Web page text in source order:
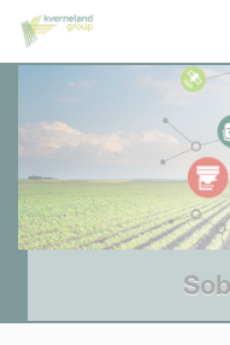
Panel de gestión de cookies